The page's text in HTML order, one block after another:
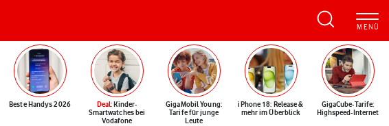
Beste Handys 2026 Deal: Kinder-
Smartwatches bei
Vodafone
GigaMobil Young:
Tarife für junge
Leute
iPhone 18: Release &
mehr im Überblick
GigaCube-Tarife:
Highspeed-Internet